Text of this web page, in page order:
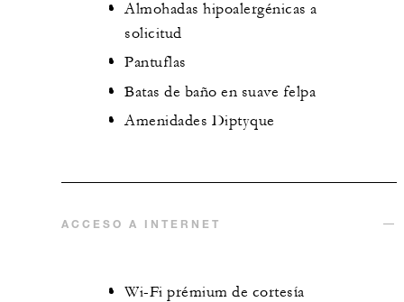
Almohadas hipoalergénicas a
solicitud
Pantuflas
Batas de baño en suave felpa
Amenidades Diptyque
ACCESO A INTERNET
Wi-Fi prémium de cortesía